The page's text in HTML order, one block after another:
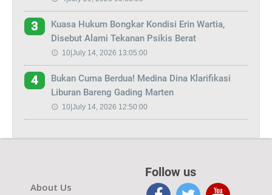
3
Kuasa Hukum Bongkar Kondisi Erin Wartia,
Disebut Alami Tekanan Psikis Berat
10|July 14, 2026 13:05:00
4
Bukan Cuma Berdua! Medina Dina Klarifikasi
Liburan Bareng Gading Marten
10|July 14, 2026 12:50:00
About Us
Follow us